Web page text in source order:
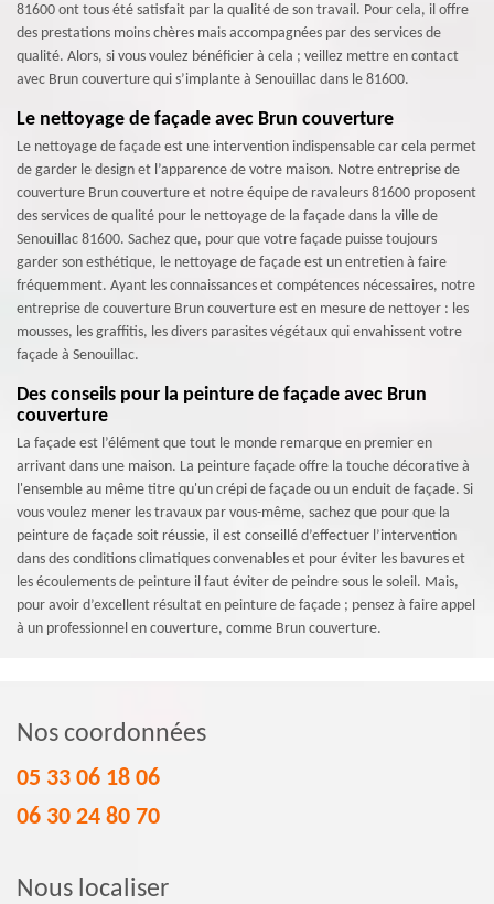
81600 ont tous été satisfait par la qualité de son travail. Pour cela, il offre
des prestations moins chères mais accompagnées par des services de
qualité. Alors, si vous voulez bénéficier à cela ; veillez mettre en contact
avec Brun couverture qui s’implante à Senouillac dans le 81600.
Le nettoyage de façade avec Brun couverture
Le nettoyage de façade est une intervention indispensable car cela permet
de garder le design et l’apparence de votre maison. Notre entreprise de
couverture Brun couverture et notre équipe de ravaleurs 81600 proposent
des services de qualité pour le nettoyage de la façade dans la ville de
Senouillac 81600. Sachez que, pour que votre façade puisse toujours
garder son esthétique, le nettoyage de façade est un entretien à faire
fréquemment. Ayant les connaissances et compétences nécessaires, notre
entreprise de couverture Brun couverture est en mesure de nettoyer : les
mousses, les graffitis, les divers parasites végétaux qui envahissent votre
façade à Senouillac.
Des conseils pour la peinture de façade avec Brun
couverture
La façade est l’élément que tout le monde remarque en premier en
arrivant dans une maison. La peinture façade offre la touche décorative à
l'ensemble au même titre qu'un crépi de façade ou un enduit de façade. Si
vous voulez mener les travaux par vous-même, sachez que pour que la
peinture de façade soit réussie, il est conseillé d’effectuer l’intervention
dans des conditions climatiques convenables et pour éviter les bavures et
les écoulements de peinture il faut éviter de peindre sous le soleil. Mais,
pour avoir d’excellent résultat en peinture de façade ; pensez à faire appel
à un professionnel en couverture, comme Brun couverture.
Nos coordonnées
05 33 06 18 06
06 30 24 80 70
Nous localiser